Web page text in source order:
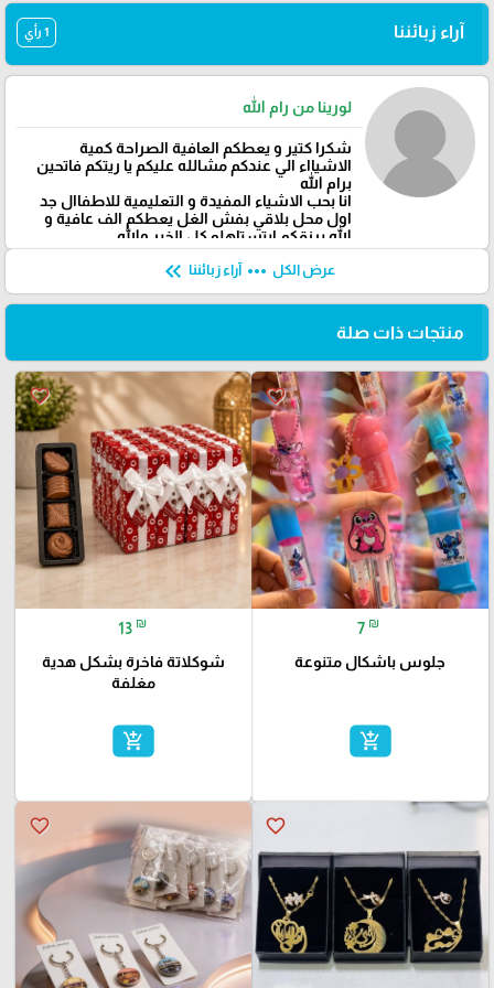
آراء زبائننا 1 رأي
لورينا من رام الله
شكرا كتير و يعطكم العافية الصراحة كمية
الاشيااء الي عندكم مشالله عليكم يا ريتكم فاتحين
برام الله
انا بحب الاشياء المفيدة و التعليمية للاطفاال جد
اول محل بلاقي بفش الغل يعطكم الف عافية و
الله يرزقكم ابتستاهلو كل الخير والله
عرض الكل more_horiz آراء زبائننا keyboard_double_arrow_left
منتجات ذات صلة
favorite_border
7 ₪
جلوس باشكال متنوعة
add_shopping_cart
favorite_border
13 ₪
شوكلاتة فاخرة بشكل هدية
مغلفة
add_shopping_cart
favorite_border
favorite_border